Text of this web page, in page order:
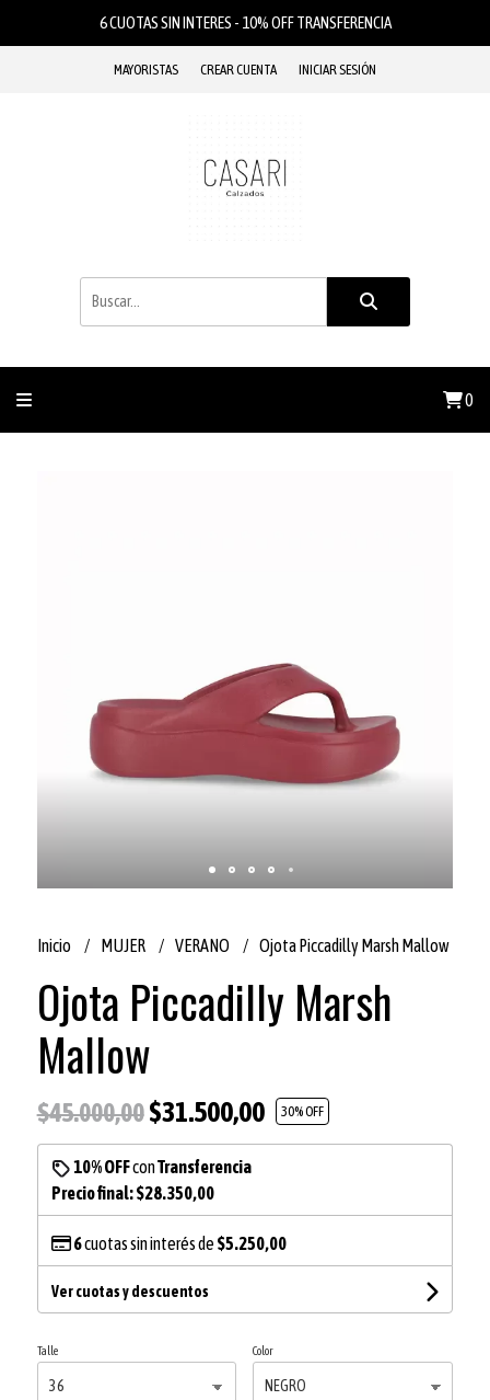
6 CUOTAS SIN INTERES - 10% OFF TRANSFERENCIA
MAYORISTAS CREAR CUENTA INICIAR SESIÓN
0
Inicio MUJER VERANO Ojota Piccadilly Marsh Mallow
Ojota Piccadilly Marsh
Mallow
$45.000,00$31.500,00 30% OFF
10% OFFconTransferencia
Precio final:$28.350,00
6cuotas sin interés de $5.250,00
Ver cuotas y descuentos
Talle Color